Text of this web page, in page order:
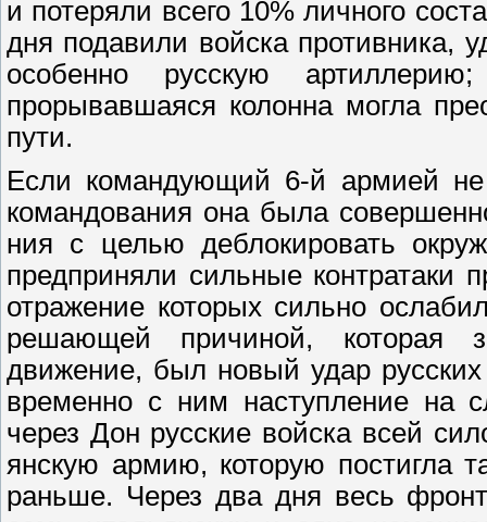
и потеряли всего 10% личного
дня подавили войска противника,
особенно русскую
прорывавшаяся колонна могла
пути.
Если командующий 6-й армией
командования она была
ния с целью деблокировать
предприняли сильные контратаки
отражение которых сильно
решающей причиной, которая
движение, был новый удар
временно с ним наступление на
через Дон русские войска всей
янскую армию, которую постигла
раньше. Через два дня весь